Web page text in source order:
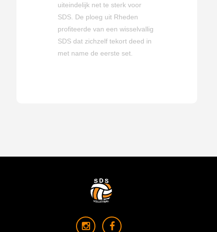
uiteindelijk net te sterk voor
SDS. De ploeg uit Rheden
profiteerde van een wisselvallig
SDS dat zichzelf tekort deed in
met name de eerste set.